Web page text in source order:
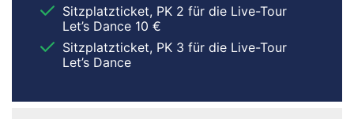
Sitzplatzticket, PK 2 für die Live-Tour
Let’s Dance 10 €
Sitzplatzticket, PK 3 für die Live-Tour
Let’s Dance